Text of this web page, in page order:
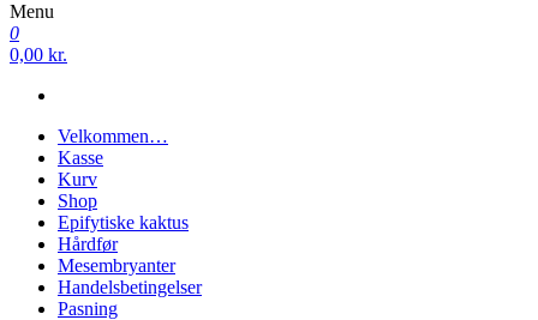
Menu
0
0,00 kr.
Velkommen…
Kasse
Kurv
Shop
Epifytiske kaktus
Hårdfør
Mesembryanter
Handelsbetingelser
Pasning